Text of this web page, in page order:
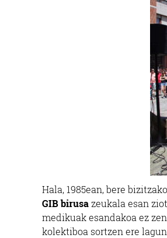
Hala, 1985ean, bere
GIB birusa zeukala esan
medikuak esandakoa ez
kolektiboa sortzen ere